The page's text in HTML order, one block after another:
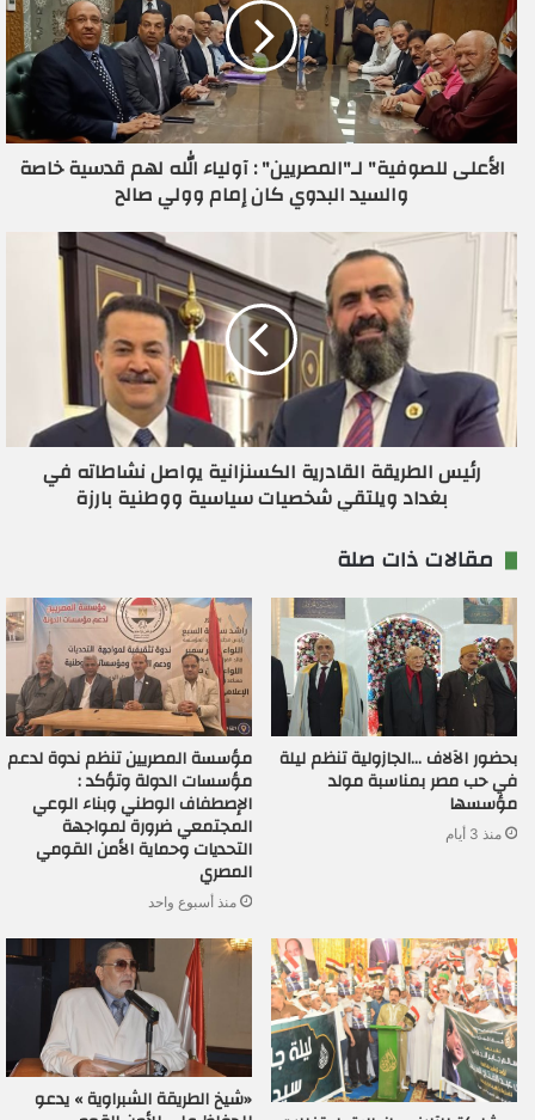
إ
ل
ك
ر
و
الأعلى للصوفية" لـ"المصريين" : آولياء الله لهم قدسية خاصة
والسيد البدوي كان إمام وولي صالح
رئيس الطريقة القادرية الكسنزانية يواصل نشاطاته في
بغداد ويلتقي شخصيات سياسية ووطنية بارزة
مقالات ذات صلة
بحضور الآلاف …الجازولية تنظم ليلة
في حب مصر بمناسبة مولد
مؤسسها
منذ 3 أيام
مؤسسة المصريين تنظم ندوة لدعم
مؤسسات الدولة وتؤكد :
الإصطفاف الوطني وبناء الوعي
المجتمعي ضرورة لمواجهة
التحديات وحماية الأمن القومي
المصري
منذ أسبوع واحد
«شيخ الطريقة الشبراوية » يدعو